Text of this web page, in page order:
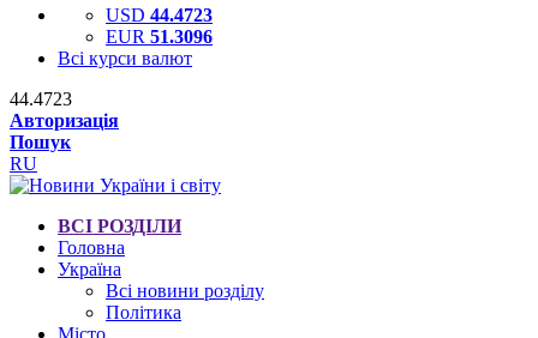
USD 44.4723
EUR 51.3096
Всі курси валют
44.4723
Авторизація
Пошук
RU
ВСІ РОЗДІЛИ
Головна
Україна
Всі новини розділу
Політика
Місто